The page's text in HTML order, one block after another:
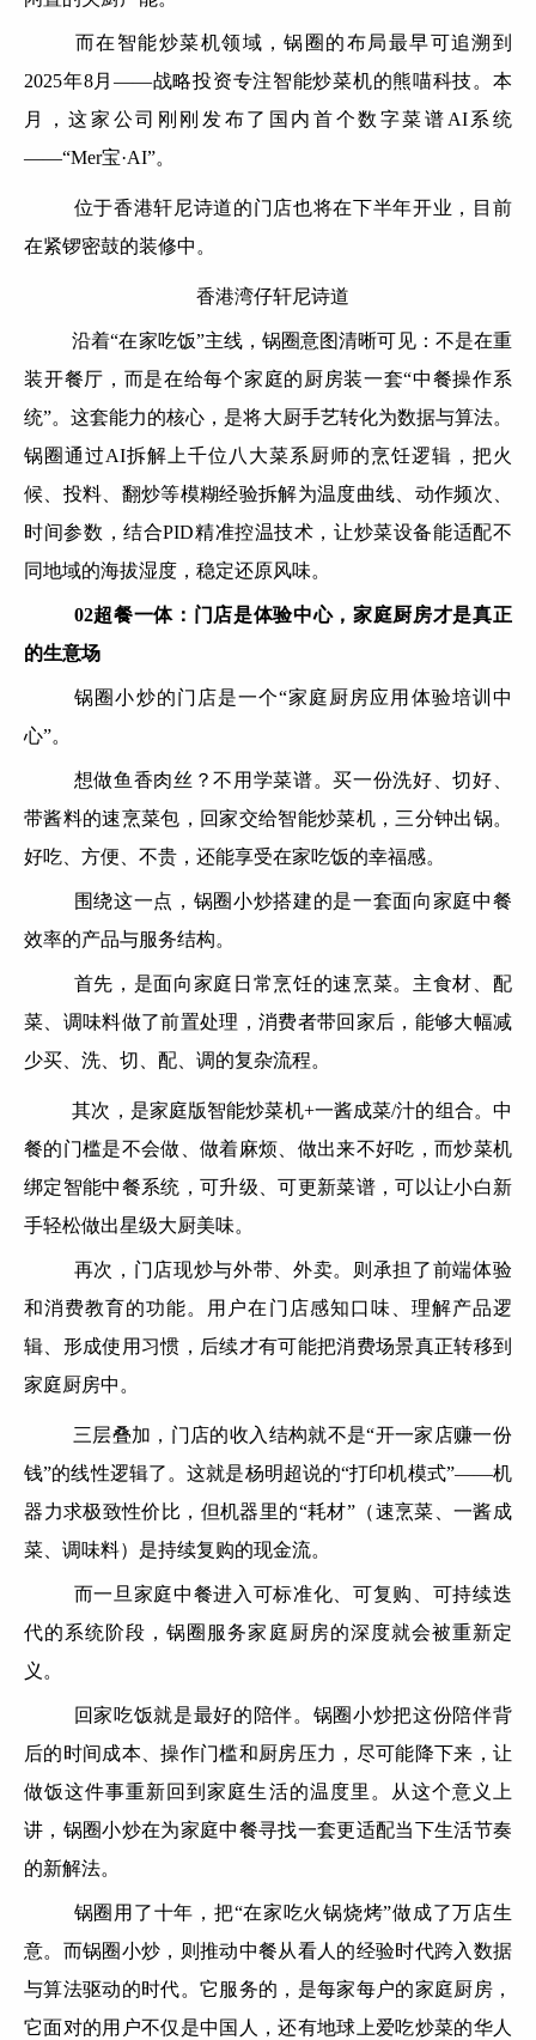
而在智能炒菜机领域，锅圈的布局最早可追溯到
2025年8月——战略投资专注智能炒菜机的熊喵科技。本
月，这家公司刚刚发布了国内首个数字菜谱AI系统
——“Mer宝·AI”。
位于香港轩尼诗道的门店也将在下半年开业，目前
在紧锣密鼓的装修中。
香港湾仔轩尼诗道
沿着“在家吃饭”主线，锅圈意图清晰可见：不是在重
装开餐厅，而是在给每个家庭的厨房装一套“中餐操作系
统”。这套能力的核心，是将大厨手艺转化为数据与算法。
锅圈通过AI拆解上千位八大菜系厨师的烹饪逻辑，把火
候、投料、翻炒等模糊经验拆解为温度曲线、动作频次、
时间参数，结合PID精准控温技术，让炒菜设备能适配不
同地域的海拔湿度，稳定还原风味。
02超餐一体：门店是体验中心，家庭厨房才是真正
的生意场
锅圈小炒的门店是一个“家庭厨房应用体验培训中
心”。
想做鱼香肉丝？不用学菜谱。买一份洗好、切好、
带酱料的速烹菜包，回家交给智能炒菜机，三分钟出锅。
好吃、方便、不贵，还能享受在家吃饭的幸福感。
围绕这一点，锅圈小炒搭建的是一套面向家庭中餐
效率的产品与服务结构。
首先，是面向家庭日常烹饪的速烹菜。主食材、配
菜、调味料做了前置处理，消费者带回家后，能够大幅减
少买、洗、切、配、调的复杂流程。
其次，是家庭版智能炒菜机+一酱成菜/汁的组合。中
餐的门槛是不会做、做着麻烦、做出来不好吃，而炒菜机
绑定智能中餐系统，可升级、可更新菜谱，可以让小白新
手轻松做出星级大厨美味。
再次，门店现炒与外带、外卖。则承担了前端体验
和消费教育的功能。用户在门店感知口味、理解产品逻
辑、形成使用习惯，后续才有可能把消费场景真正转移到
家庭厨房中。
三层叠加，门店的收入结构就不是“开一家店赚一份
钱”的线性逻辑了。这就是杨明超说的“打印机模式”——机
器力求极致性价比，但机器里的“耗材”（速烹菜、一酱成
菜、调味料）是持续复购的现金流。
而一旦家庭中餐进入可标准化、可复购、可持续迭
代的系统阶段，锅圈服务家庭厨房的深度就会被重新定
义。
回家吃饭就是最好的陪伴。锅圈小炒把这份陪伴背
后的时间成本、操作门槛和厨房压力，尽可能降下来，让
做饭这件事重新回到家庭生活的温度里。从这个意义上
讲，锅圈小炒在为家庭中餐寻找一套更适配当下生活节奏
的新解法。
锅圈用了十年，把“在家吃火锅烧烤”做成了万店生
意。而锅圈小炒，则推动中餐从看人的经验时代跨入数据
与算法驱动的时代。它服务的，是每家每户的家庭厨房，
它面对的用户不仅是中国人，还有地球上爱吃炒菜的华人